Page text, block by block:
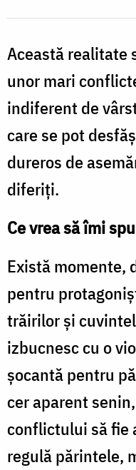
Această realitate
unor mari
indiferent de
care se pot
dureros de
diferiţi.
Ce vrea să îmi
Există momente,
pentru
trăirilor şi
izbucnesc cu o
şocantă pentru
cer aparent
conflictului să fie
regulă părintele,